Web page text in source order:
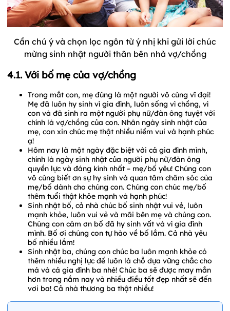
Cần chú ý và chọn lọc ngôn từ ý nhị khi gửi lời chúc
mừng sinh nhật người thân bên nhà vợ/chồng
4.1. Với bố mẹ của vợ/chồng
Trong mắt con, mẹ đúng là một người vô cùng vĩ đại!
Mẹ đã luôn hy sinh vì gia đình, luôn sống vì chồng, vì
con và đã sinh ra một người phụ nữ/đàn ông tuyệt với
chính là vợ/chồng của con. Nhân ngày sinh nhật của
mẹ, con xin chúc mẹ thật nhiều niềm vui và hạnh phúc
ạ!
Hôm nay là một ngày đặc biệt với cả gia đình mình,
chính là ngày sinh nhật của người phụ nữ/đàn ông
quyền lực và đáng kính nhất – mẹ/bố yêu! Chúng con
vô cùng biết ơn sự hy sinh và quan tâm chăm sóc của
mẹ/bố dành cho chúng con. Chúng con chúc mẹ/bố
thêm tuổi thật khỏe mạnh và hạnh phúc!
Sinh nhật bố, cả nhà chúc bố sinh nhật vui vẻ, luôn
mạnh khỏe, luôn vui vẻ và mãi bên mẹ và chúng con.
Chúng con cám ơn bố đã hy sinh vất vả vì gia đình
mình. Bố ơi chúng con tự hào về bố lắm. Cả nhà yêu
bố nhiều lắm!
Sinh nhật ba, chúng con chúc ba luôn mạnh khỏe có
thêm nhiều nghị lực để luôn là chỗ dựa vững chắc cho
má và cả gia đình ba nhé! Chúc ba sẽ được may mắn
hơn trong nắm nay và nhiều điều tốt đẹp nhất sẽ đến
vơi ba! Cả nhà thương ba thật nhiều!